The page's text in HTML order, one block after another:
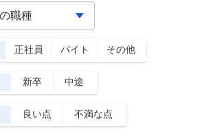
正社員 バイト その他
新卒 中途
良い点 不満な点